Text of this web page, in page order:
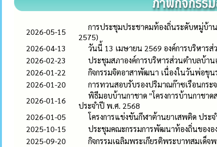
2026-05-15
การประชุมประชาคมท้องถิ่นระดับหมู่บ้
2575)
2026-04-13
วันนี้ 13 เมษายน 2569 องค์การบริหาร
2026-02-23
ประชุมสภาองค์การบริหารส่วนตำบลบ้าน
2026-01-22
กิจกรรมจิตอาสาพัฒนา เนื่องในวันพ่อขุ
2026-01-20
การทวนสอบรับรองปริมาณก๊าซเรือนกระ
2026-01-16
พิธีมอบบ้านกาชาด "โครงการบ้านกาชา
ประจำปี พ.ศ. 2568
2026-01-05
โครงการแข่งขันกีฬาต้านยาเสพติด ประ
2025-10-15
ประชุมคณะกรรมการพัฒนาท้องถิ่นของอ
2025-09-20
กิจกรรมเฉลิมพระเกียรติพระบาทสมเด็